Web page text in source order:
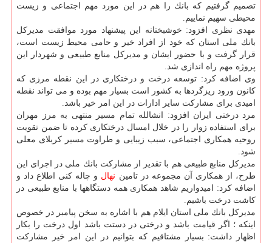
تصمیم گرفتیم كه بانك را هم در این مورد مهم اجتماعی و زیست
محیطی سهیم نماییم.
مهدی نظری افزود: خوشبختانه این پیشنهاد مورد موافقت مدیركل
بانك ملی استان كه خود از افراد خیر و حامی محیط زیست است،
قرار گرفت و با حضور ایشان و مدیركل منابع طبیعی و شهردار این
پروژه مهم راه اندازی شد.
وی اضافه كرد: توسعه درخت و درختكاری در این نقطه مرزی كه
كانون ورود ریزگردها به كشور است بسیار مهم بوده و می تواند نقطه
امیدی برای مشاركت سایر ادارات در این امر خیر باشد.
مرد درختی ایران افزود: انشالله تمام مسیر منتهی به مرز مهران
برای استفاده زوار را در خلال امسال درختكاری كرده تا ضمن تقویت
روحیه همكاری اجتماعی، سبب زیبایی و طراوت مسیر كربلای معلی
شود.
مدیركل منابع طبیعی هم با تقدیر از مشاركت بانك ملی در اجرای این
طرح، از همكاری آن مجموعه در تامین نهال و چاله كنی اطلاع داد و
اضافه كرد: امیدواریم شاهد همكاری همه دستگاهها با منابع طبیعی در
كاشت درخت باشیم.
مدیركل بانك ملی استان ایلام هم با اشاره به سخن پیامبر در خصوص
اینكه ؛ اگر قیامت باشد و درختی در دستت باشد اول درخت را بكار
اظهار داشت: بسیار مشتاقیم كه بتوانیم در این امر خیر مشاركت